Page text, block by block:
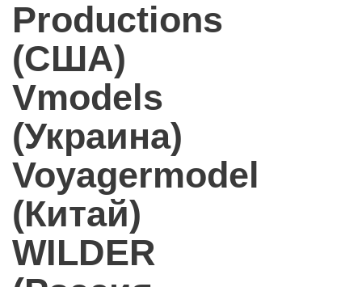
Productions
(США)
Vmodels
(Украина)
Voyagermodel
(Китай)
WILDER